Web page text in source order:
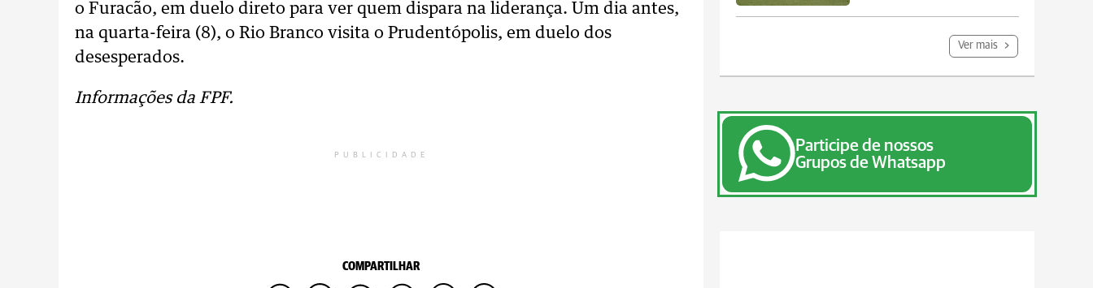
o Furacão, em duelo direto para ver quem dispara na liderança. Um dia antes,
na quarta-feira (8), o Rio Branco visita o Prudentópolis, em duelo dos
desesperados.
Informações da FPF.
PUBLICIDADE
COMPARTILHAR
Ver mais
Participe de nossos
Grupos de Whatsapp